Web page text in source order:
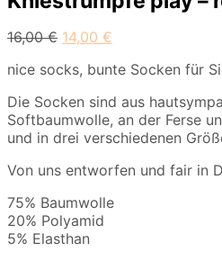
16,00€ 14,00 €
nice socks, bunte Socken für
Die Socken sind aus
Softbaumwolle, an der Ferse
und in drei verschiedenen
Von uns entworfen und fair in
75% Baumwolle
20% Polyamid
5% Elasthan